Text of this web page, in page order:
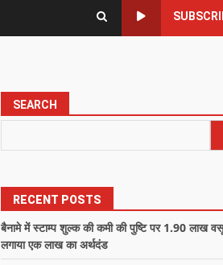
SEARCH
RECENT POSTS
बैनामे में स्टाम्प शुल्क की कमी की पुष्टि पर 1.90 लाख
लगाया एक लाख का अर्थदंड